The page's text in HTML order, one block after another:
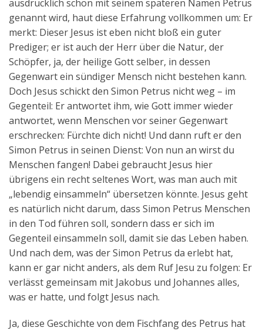
ausdrücklich schon mit seinem späteren Namen Petrus
genannt wird, haut diese Erfahrung vollkommen um: Er
merkt: Dieser Jesus ist eben nicht bloß ein guter
Prediger; er ist auch der Herr über die Natur, der
Schöpfer, ja, der heilige Gott selber, in dessen
Gegenwart ein sündiger Mensch nicht bestehen kann.
Doch Jesus schickt den Simon Petrus nicht weg – im
Gegenteil: Er antwortet ihm, wie Gott immer wieder
antwortet, wenn Menschen vor seiner Gegenwart
erschrecken: Fürchte dich nicht! Und dann ruft er den
Simon Petrus in seinen Dienst: Von nun an wirst du
Menschen fangen! Dabei gebraucht Jesus hier
übrigens ein recht seltenes Wort, was man auch mit
„lebendig einsammeln“ übersetzen könnte. Jesus geht
es natürlich nicht darum, dass Simon Petrus Menschen
in den Tod führen soll, sondern dass er sich im
Gegenteil einsammeln soll, damit sie das Leben haben.
Und nach dem, was der Simon Petrus da erlebt hat,
kann er gar nicht anders, als dem Ruf Jesu zu folgen: Er
verlässt gemeinsam mit Jakobus und Johannes alles,
was er hatte, und folgt Jesus nach.
Ja, diese Geschichte von dem Fischfang des Petrus hat